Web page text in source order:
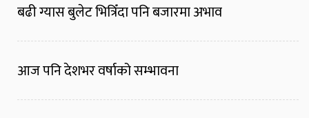
बढी ग्यास बुलेट भित्रिँदा पनि बजारमा अभाव
आज पनि देशभर वर्षाको सम्भावना